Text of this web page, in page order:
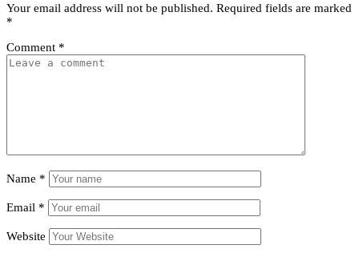
Your email address will not be published. Required fields are marked
*
Comment *
Name *
Email *
Website